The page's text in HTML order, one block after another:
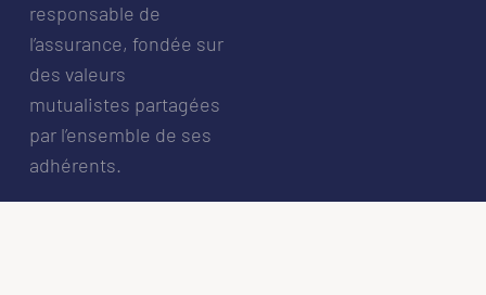
responsable de
l’assurance, fondée sur
des valeurs
mutualistes partagées
par l’ensemble de ses
adhérents.